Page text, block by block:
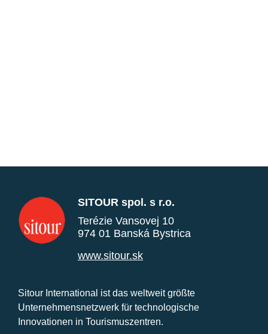
SITOUR spol. s r.o.
Terézie Vansovej 10
974 01 Banská Bystrica
www.sitour.sk
Sitour International ist das weltweit größte
Unternehmensnetzwerk für technologische
Innovationen in Tourismuszentren.